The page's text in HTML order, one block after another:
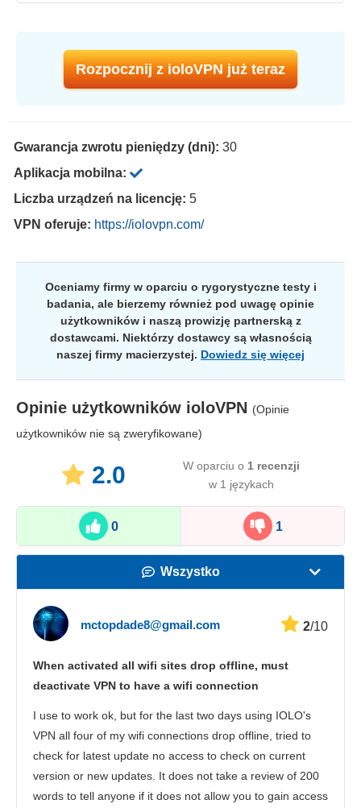
Rozpocznij z ioloVPN już teraz
Gwarancja zwrotu pieniędzy (dni): 30
Aplikacja mobilna:
Liczba urządzeń na licencję: 5
VPN oferuje: https://iolovpn.com/
Oceniamy firmy w oparciu o rygorystyczne testy i
badania, ale bierzemy również pod uwagę opinie
użytkowników i naszą prowizję partnerską z
dostawcami. Niektórzy dostawcy są własnością
naszej firmy macierzystej. Dowiedz się więcej
Opinie użytkowników ioloVPN (Opinie
użytkowników nie są zweryfikowane)
2.0 W oparciu o 1 recenzji
w 1 językach
0 1
Wszystko
Bezpieczeństwo
Obsługa klienta
mctopdade8@gmail.com 2/10
When activated all wifi sites drop offline, must
deactivate VPN to have a wifi connection
I use to work ok, but for the last two days using IOLO's
VPN all four of my wifi connections drop offline, tried to
check for latest update no access to check on current
version or new updates. It does not take a review of 200
words to tell anyone if it does not allow you to gain access